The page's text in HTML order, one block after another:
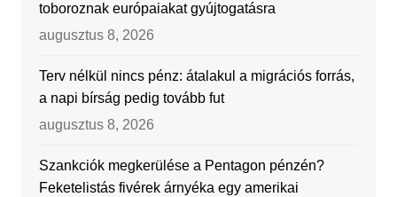
toboroznak európaiakat gyújtogatásra
augusztus 8, 2026
Terv nélkül nincs pénz: átalakul a migrációs forrás,
a napi bírság pedig tovább fut
augusztus 8, 2026
Szankciók megkerülése a Pentagon pénzén?
Feketelistás fivérek árnyéka egy amerikai